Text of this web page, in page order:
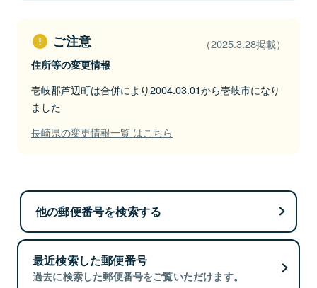
ご注意 （2025.3.28掲載）
住所等の変更情報
壱岐郡芦辺町は合併により2004.03.01から壱岐市になり
ました
長崎県の変更情報一覧 はこちら
他の郵便番号を検索する
最近検索した郵便番号
過去に検索した郵便番号をご覧いただけます。